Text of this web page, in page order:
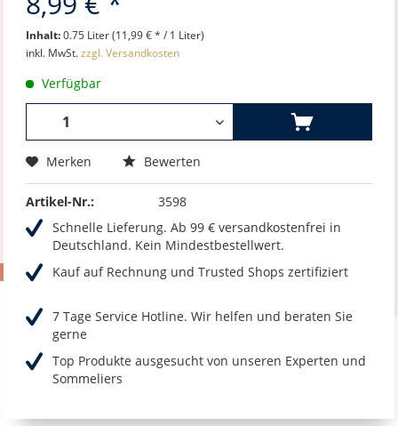
Inhalt:0.75 Liter (11,99 € * / 1 Liter)
inkl. MwSt.zzgl. Versandkosten
Verfügbar
Merken Bewerten
Artikel-Nr.:
3598
Schnelle Lieferung. Ab 99 € versandkostenfrei in
Deutschland. Kein Mindestbestellwert.
Kauf auf Rechnung und Trusted Shops zertifiziert
7 Tage Service Hotline. Wir helfen und beraten Sie
gerne
Top Produkte ausgesucht von unseren Experten und
Sommeliers